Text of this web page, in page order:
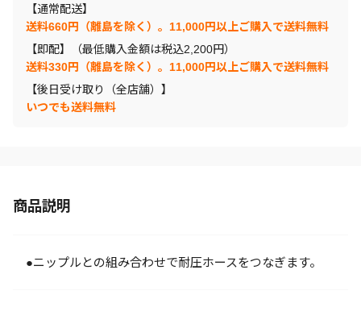
【通常配送】
送料660円（離島を除く）。11,000円以上ご購入で送料無料
【即配】（最低購入金額は税込2,200円）
送料330円（離島を除く）。11,000円以上ご購入で送料無料
【後日受け取り（全店舗）】
いつでも送料無料
商品説明
●ニップルとの組み合わせで耐圧ホースをつなぎます。